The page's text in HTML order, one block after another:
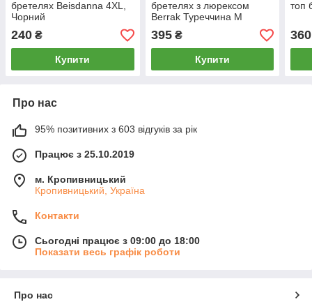
бретелях Beisdanna 4XL,
Чорний
240 ₴
Купити
бретелях з люрексом
Berrak Туреччина M
395₴
Купити
топ
360
Про нас
95% позитивних з 603 відгуків за рік
Працює з 25.10.2019
м. Кропивницький
Кропивницький, Україна
Контакти
Сьогодні працює з 09:00 до 18:00
Показати весь графік роботи
Про нас